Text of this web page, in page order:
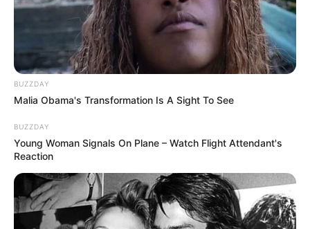
BUSCAR
DESTAQUES
FACEBOOK
DESTAQUES DA SEMANA
Agente de Saúde é indiciada por falsificar
visitas que nunca aconteceram.
BUZZDAY
Malia Obama's Transformation Is A Sight To See
BUZZDAY
Young Woman Signals On Plane – Watch Flight Attendant's
Reaction